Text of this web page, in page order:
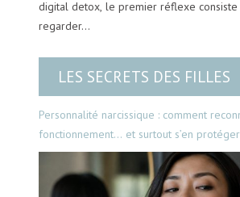
digital detox, le premier réflexe consiste
regarder…
LES SECRETS DES FILLES
Personnalité narcissique : comment
fonctionnement… et surtout s’en